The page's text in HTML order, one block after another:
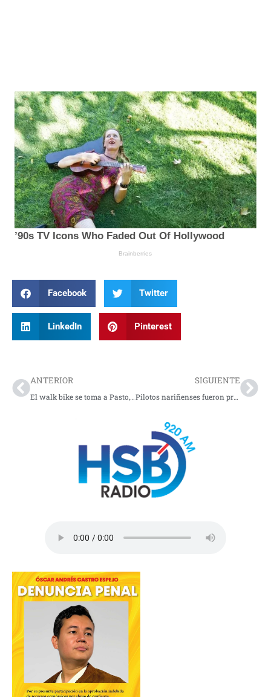
Facebook Twitter
LinkedIn Pinterest
ANTERIOR
El walk bike se toma a Pasto, capital de Nariño
SIGUIENTE
Pilotos nariñenses fueron protagonistas en Ecuador